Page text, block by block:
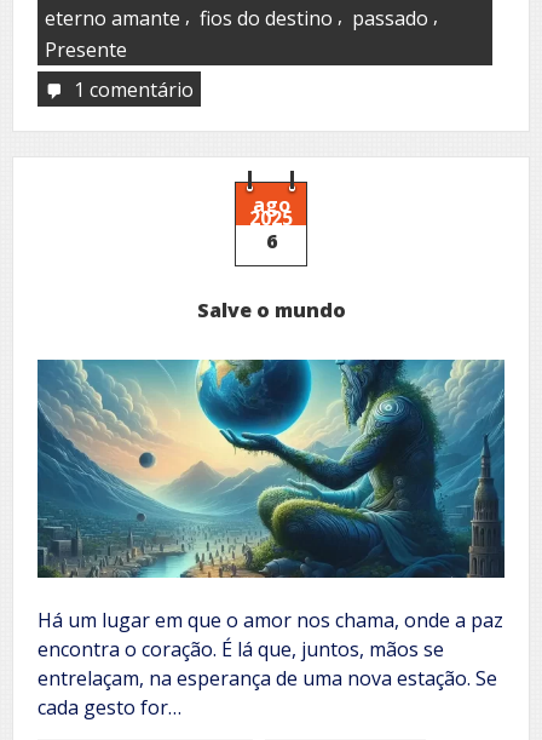
eterno amante , fios do destino , passado ,
Presente
1 comentário
palpita
ago
2025
6
Salve o mundo
Há um lugar em que o amor nos chama, onde a paz
encontra o coração. É lá que, juntos, mãos se
entrelaçam, na esperança de uma nova estação. Se
cada gesto for…